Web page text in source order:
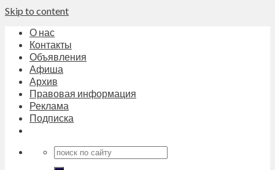
Skip to content
О нас
Контакты
Объявления
Афиша
Архив
Правовая информация
Реклама
Подписка